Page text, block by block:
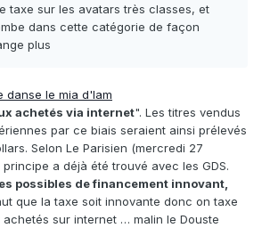
taxe sur les avatars très classes, et
dans cette catégorie de façon
plus
danse le mia d'Iam
achetés via internet". Les titres vendus
par ce biais seraient ainsi prélevés
Selon Le Parisien (mercredi 27
a déjà été trouvé avec les GDS.
possibles de financement innovant,
que la taxe soit innovante donc on taxe
sur internet … malin le Douste